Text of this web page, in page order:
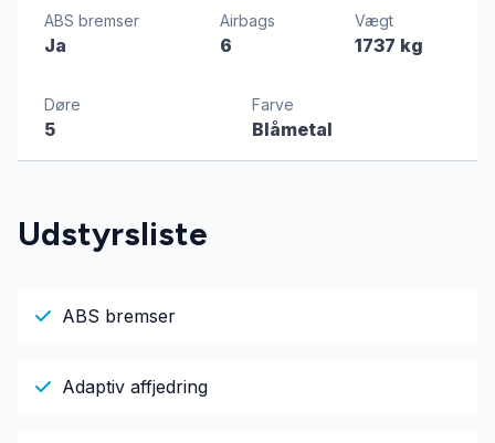
ABS bremser
Ja
Airbags
6
Vægt
1737 kg
Døre
5
Farve
Blåmetal
Udstyrsliste
ABS bremser
Adaptiv affjedring